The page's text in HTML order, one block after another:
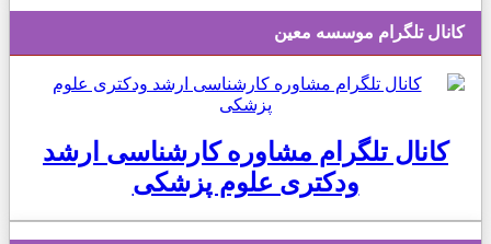
کانال تلگرام موسسه معین
کانال تلگرام مشاوره کارشناسی ارشد
ودکتری علوم پزشکی